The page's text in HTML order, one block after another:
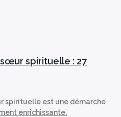
spirituelle : 27
spirituelle est une démarche
enrichissante.